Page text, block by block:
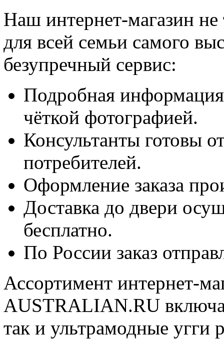
Наш интернет-магазин не
для всей семьи самого
безупречный сервис:
Подробная
чёткой фотографией.
Консультанты готовы
потребителей.
Оформление заказа
Доставка до двери
бесплатно.
По России заказ
Ассортимент интернет-
AUSTRALIAN.RU
так и ультрамодные угги